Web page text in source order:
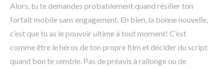
Alors, tu te demandes probablement quand résilier ton
forfait mobile sans engagement. Eh bien, la bonne nouvelle,
c’est que tu as le pouvoir ultime à tout moment! C’est
comme être le héros de ton propre film et décider du script
quand bon te semble. Pas de préavis à rallonge ou de